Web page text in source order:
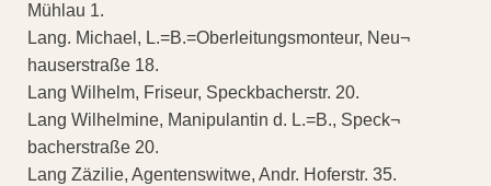
Mühlau 1.
Lang. Michael, L.=B.=Oberleitungsmonteur, Neu¬
hauserstraße 18.
Lang Wilhelm, Friseur, Speckbacherstr. 20.
Lang Wilhelmine, Manipulantin d. L.=B., Speck¬
bacherstraße 20.
Lang Zäzilie, Agentenswitwe, Andr. Hoferstr. 35.